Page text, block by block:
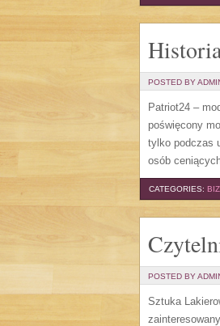
POSTED BY
Patriot24 –
poświęcony
tylko podczas
osób
CATEGORIES:
POSTED BY
Sztuka